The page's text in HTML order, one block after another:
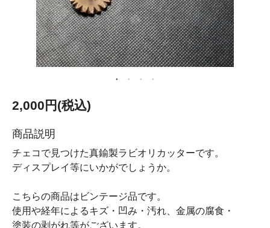
2,000円(税込)
商品説明
チェコで見つけた真鍮製ラビオリカッターです。
ディスプレイ等にいかがでしょうか。
こちらの商品はビンテージ品です。
使用や経年によるキズ・凹み・汚れ、金属の腐食・
塗装の剥がれ等がございます。